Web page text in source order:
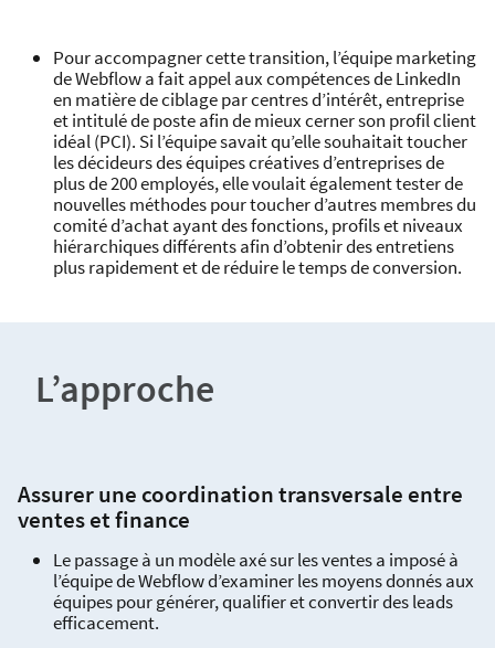
Pour accompagner cette transition, l’équipe marketing
de Webflow a fait appel aux compétences de LinkedIn
en matière de ciblage par centres d’intérêt, entreprise
et intitulé de poste afin de mieux cerner son profil client
idéal (PCI). Si l’équipe savait qu’elle souhaitait toucher
les décideurs des équipes créatives d’entreprises de
plus de 200 employés, elle voulait également tester de
nouvelles méthodes pour toucher d’autres membres du
comité d’achat ayant des fonctions, profils et niveaux
hiérarchiques différents afin d’obtenir des entretiens
plus rapidement et de réduire le temps de conversion.
L’approche
Assurer une coordination transversale entre
ventes et finance
Le passage à un modèle axé sur les ventes a imposé à
l’équipe de Webflow d’examiner les moyens donnés aux
équipes pour générer, qualifier et convertir des leads
efficacement.